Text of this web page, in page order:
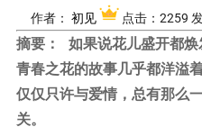
作者： 初见 点击：2259
摘要：
如果说花儿盛开都
青春之花的故事几乎都洋溢
仅仅只许与爱情，总有那么
关。